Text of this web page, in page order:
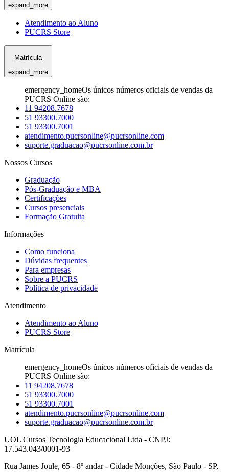
expand_more
Atendimento ao Aluno
PUCRS Store
Matrícula
expand_more
emergency_homeOs únicos números oficiais de vendas da
PUCRS Online são:
11 94208.7678
51 93300.7000
51 93300.7001
atendimento.pucrsonline@pucrsonline.com
suporte.graduacao@pucrsonline.com.br
Nossos Cursos
Graduação
Pós-Graduação e MBA
Certificações
Cursos presenciais
Formação Gratuita
Informações
Como funciona
Dúvidas frequentes
Para empresas
Sobre a PUCRS
Política de privacidade
Atendimento
Atendimento ao Aluno
PUCRS Store
Matrícula
emergency_homeOs únicos números oficiais de vendas da
PUCRS Online são:
11 94208.7678
51 93300.7000
51 93300.7001
atendimento.pucrsonline@pucrsonline.com
suporte.graduacao@pucrsonline.com.br
UOL Cursos Tecnologia Educacional Ltda - CNPJ:
17.543.043/0001-93
Rua James Joule, 65 - 8º andar - Cidade Monções, São Paulo - SP,